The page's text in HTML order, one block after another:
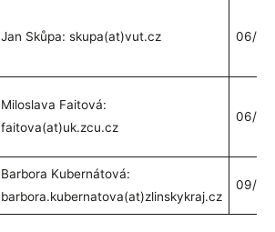
Jan Skůpa: skupa(at)vut.cz 06/
Miloslava Faitová:
faitova(at)uk.zcu.cz
06/
Barbora Kubernátová:
barbora.kubernatova(at)zlinskykraj.cz
09/